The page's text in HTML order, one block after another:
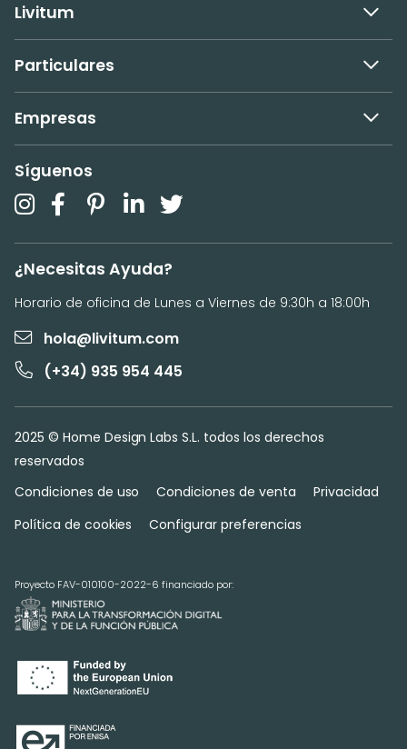
Livitum
Particulares
Empresas
Síguenos
¿Necesitas Ayuda?
Horario de oficina de Lunes a Viernes de 9:30h a 18:00h
hola@livitum.com
(+34) 935 954 445
2025 © Home Design Labs S.L. todos los derechos
reservados
Condiciones de uso
Condiciones de venta
Privacidad
Política de cookies
Configurar preferencias
Proyecto FAV-010100-2022-6 financiado por: